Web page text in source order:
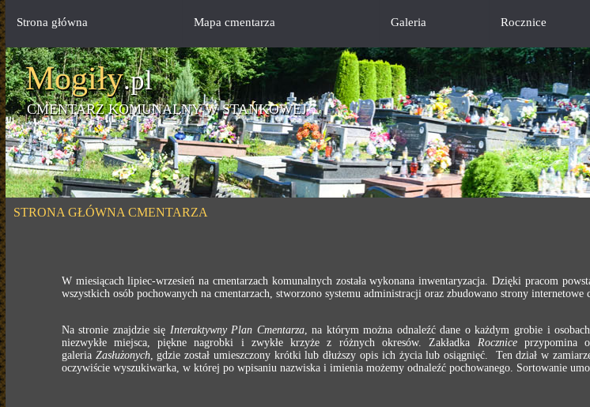
Mogiły.pl
CMENTARZ KOMUNALNY W STAŃKOWEJ
Strona główna Mapa cmentarza Galeria Rocznice
STRONA GŁÓWNA CMENTARZA
W miesiącach lipiec-wrzesień na cmentarzach komunalnych została wykonana inwentaryzacja. Dzięki pracom
wszystkich osób pochowanych na cmentarzach, stworzono systemu administracji oraz zbudowano strony internetowe
Na stronie znajdzie się Interaktywny Plan Cmentarza, na którym można odnaleźć dane o każdym grobie i
niezwykłe miejsca, piękne nagrobki i zwykłe krzyże z różnych okresów. Zakładka Roczniceprzypomina o
galeria Zasłużonych, gdzie został umieszczony krótki lub dłuższy opis ich życia lub osiągnięć. Ten dział w
oczywiście wyszukiwarka, w której po wpisaniu nazwiska i imienia możemy odnaleźć pochowanego. Sortowanie